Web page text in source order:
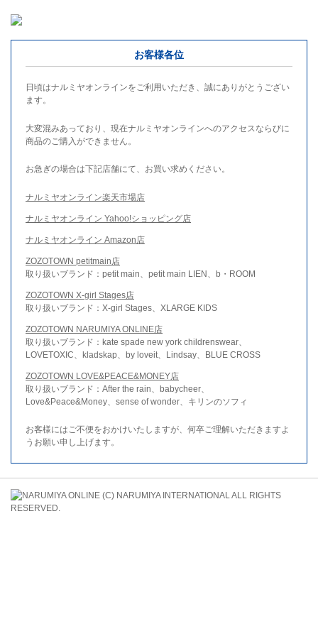
お客様各位
日頃はナルミヤオンラインをご利用いただき、誠にありがとうござい
ます。
大変混みあっており、現在ナルミヤオンラインへのアクセスならびに
商品のご購入ができません。
お急ぎの場合は下記店舗にて、お買い求めください。
ナルミヤオンライン楽天市場店
ナルミヤオンライン Yahoo!ショッピング店
ナルミヤオンライン Amazon店
ZOZOTOWN petitmain店
取り扱いブランド：petit main、petit main LIEN、b・ROOM
ZOZOTOWN X-girl Stages店
取り扱いブランド：X-girl Stages、XLARGE KIDS
ZOZOTOWN NARUMIYA ONLINE店
取り扱いブランド：kate spade new york childrenswear、
LOVETOXIC、kladskap、by loveit、Lindsay、BLUE CROSS
ZOZOTOWN LOVE&PEACE&MONEY店
取り扱いブランド：After the rain、babycheer、
Love&Peace&Money、sense of wonder、キリンのソフィ
お客様にはご不便をおかけいたしますが、何卒ご理解いただきますよ
うお願い申し上げます。